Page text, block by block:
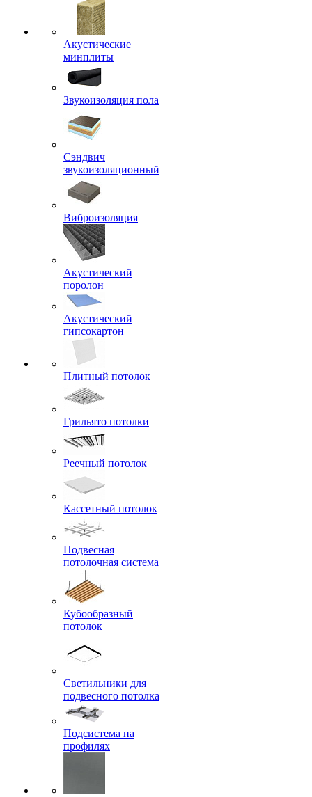
Акустические
минплиты
Звукоизоляция пола
Сэндвич
звукоизоляционный
Виброизоляция
Акустический
поролон
Акустический
гипсокартон
Плитный потолок
Грильято потолки
Реечный потолок
Кассетный потолок
Подвесная
потолочная система
Кубообразный
потолок
Светильники для
подвесного потолка
Подсистема на
профилях